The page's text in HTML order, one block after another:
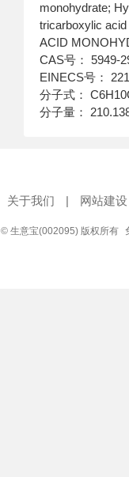
monohydrate;
tricarboxylic
ACID
CAS号： 5949-
EINECS号：
分子式：
分子量：
关于我们 | 网站建设
© 生意宝(002095) 版权所有